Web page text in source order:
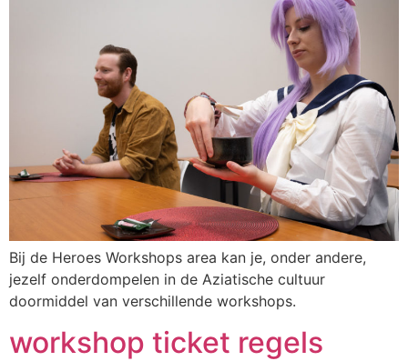
Bij de Heroes Workshops area kan je, onder andere,
jezelf onderdompelen in de Aziatische cultuur
doormiddel van verschillende workshops.
workshop ticket regels